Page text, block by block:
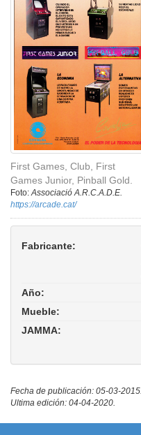
First Games, Club, First
Games Junior, Pinball Gold.
Foto: Associació A.R.C.A.D.E.
https://arcade.cat/
Fabricante:
Año:
Mueble:
JAMMA:
Fecha de publicación: 05-03-2015.
Ultima edición: 04-04-2020.